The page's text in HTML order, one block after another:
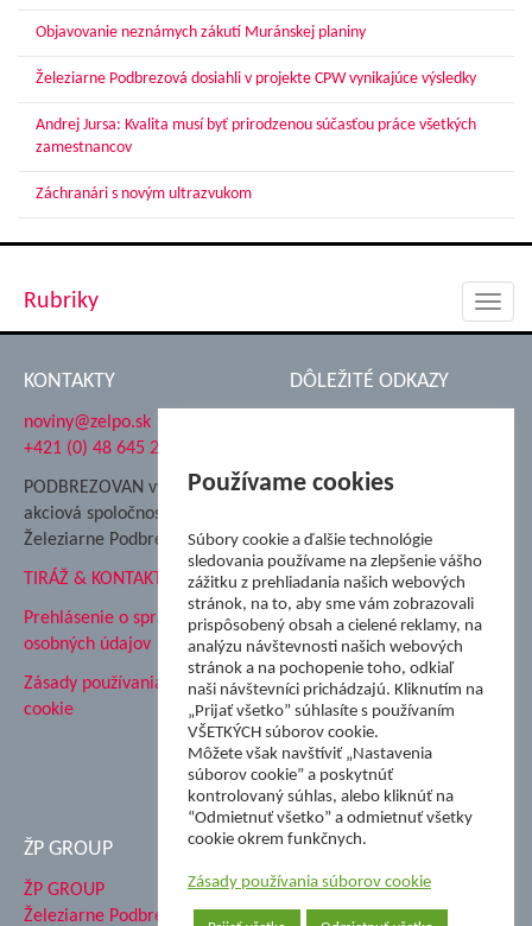
Objavovanie neznámych zákutí Muránskej planiny
Železiarne Podbrezová dosiahli v projekte CPW vynikajúce výsledky
Andrej Jursa: Kvalita musí byť prirodzenou súčasťou práce všetkých
zamestnancov
Záchranári s novým ultrazvukom
Rubriky
KONTAKTY
noviny@zelpo.sk
+421 (0) 48 645 2711
PODBREZOVAN vydáva
akciová spoločnosť
Železiarne Podbrezová
TIRÁŽ & KONTAKT
Prehlásenie o spracovaní
osobných údajov
Zásady používania súborov
cookie
DÔLEŽITÉ ODKAZY
Nadácia Železiarne
ŽP Informatika s.r.o.
ŠK Železiarne Podbrezová
Tále a.s.
ŽP GROUP
ŽP GROUP
Železiarne Podbrezová a.s.
Používame cookies
Súbory cookie a ďalšie technológie
sledovania používame na zlepšenie vášho
zážitku z prehliadania našich webových
stránok, na to, aby sme vám zobrazovali
prispôsobený obsah a cielené reklamy, na
analýzu návštevnosti našich webových
stránok a na pochopenie toho, odkiaľ
naši návštevníci prichádzajú. Kliknutím na
„Prijať všetko” súhlasíte s používaním
VŠETKÝCH súborov cookie.
Môžete však navštíviť „Nastavenia
súborov cookie” a poskytnúť
kontrolovaný súhlas, alebo kliknúť na
“Odmietnuť všetko” a odmietnuť všetky
cookie okrem funkčnych.
Zásady používania súborov cookie